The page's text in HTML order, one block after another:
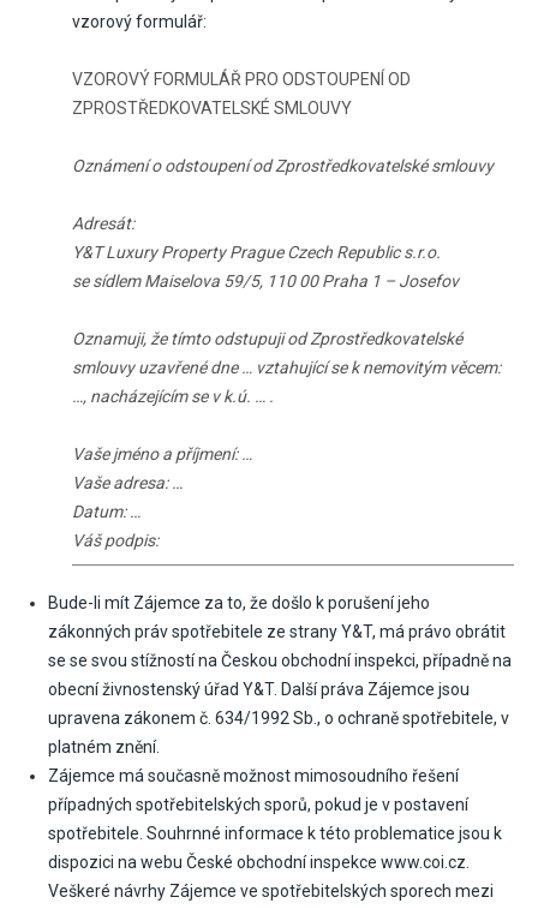
vzorový formulář:
VZOROVÝ FORMULÁŘ PRO ODSTOUPENÍ OD
ZPROSTŘEDKOVATELSKÉ SMLOUVY
Oznámení o odstoupení od Zprostředkovatelské smlouvy
Adresát:
Y&T Luxury Property Prague Czech Republic s.r.o.
se sídlem Maiselova 59/5, 110 00 Praha 1 – Josefov
Oznamuji, že tímto odstupuji od Zprostředkovatelské
smlouvy uzavřené dne … vztahující se k nemovitým věcem:
…, nacházejícím se v k.ú. … .
Vaše jméno a příjmení: …
Vaše adresa: …
Datum: …
Váš podpis:
Bude-li mít Zájemce za to, že došlo k porušení jeho
zákonných práv spotřebitele ze strany Y&T, má právo obrátit
se se svou stížností na Českou obchodní inspekci, případně na
obecní živnostenský úřad Y&T. Další práva Zájemce jsou
upravena zákonem č. 634/1992 Sb., o ochraně spotřebitele, v
platném znění.
Zájemce má současně možnost mimosoudního řešení
případných spotřebitelských sporů, pokud je v postavení
spotřebitele. Souhrnné informace k této problematice jsou k
dispozici na webu České obchodní inspekce www.coi.cz
Veškeré návrhy Zájemce ve spotřebitelských sporech mezi